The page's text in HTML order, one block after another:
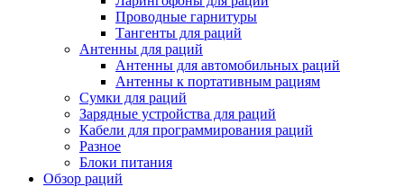
Проводные гарнитуры
Тангенты для раций
Антенны для раций
Антенны для автомобильных раций
Антенны к портативным рациям
Сумки для раций
Зарядные устройства для раций
Кабели для программирования раций
Разное
Блоки питания
Обзор раций